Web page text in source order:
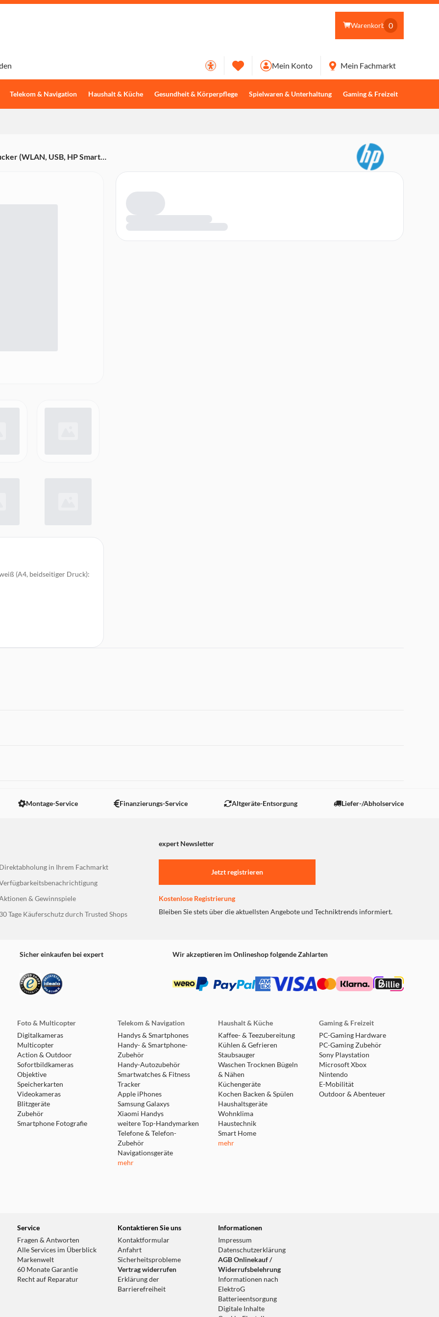
Warenkorb 0
Telekom & Navigation Haushalt & Küche Gesundheit & Körperpflege Spielwaren & Unterhaltung Gaming & Freizeit
Mein Konto Mein Fachmarkt
(WLAN, USB, HP Smart
(A4, beidseitiger Druck):
Ethernet 10/100 Base-TX,
Montage-Service Finanzierungs-Service Altgeräte-Entsorgung Liefer-/Abholservice
expert Newsletter
Direktabholung in Ihrem Fachmarkt
& Gewinnspiele
30 Tage Käuferschutz durch Trusted Shops
Jetzt registrieren
Kostenlose Registrierung
Bleiben Sie stets über die aktuellsten Angebote und Techniktrends informiert.
Sicher einkaufen bei expert Wir akzeptieren im Onlineshop folgende Zahlarten
Foto & Multicopter
Digitalkameras
Multicopter
Action & Outdoor
Sofortbildkameras
Objektive
Speicherkarten
Videokameras
Blitzgeräte
Zubehör
Smartphone Fotografie
Telekom & Navigation
Handys & Smartphones
Handy- & Smartphone-
Zubehör
Handy-Autozubehör
Smartwatches & Fitness
Tracker
Apple iPhones
Samsung Galaxys
Xiaomi Handys
weitere Top-Handymarken
Telefone & Telefon-
Zubehör
Navigationsgeräte
mehr
Haushalt & Küche
Kaffee- & Teezubereitung
Kühlen & Gefrieren
Staubsauger
Waschen Trocknen Bügeln
& Nähen
Küchengeräte
Kochen Backen & Spülen
Haushaltsgeräte
Wohnklima
Haustechnik
Smart Home
mehr
Gaming & Freizeit
PC-Gaming Hardware
PC-Gaming Zubehör
Sony Playstation
Microsoft Xbox
Nintendo
E-Mobilität
Outdoor & Abenteuer
Service
Fragen & Antworten
Alle Services im Überblick
Markenwelt
60 Monate Garantie
Recht auf Reparatur
Kontaktieren Sie uns
Kontaktformular
Anfahrt
Sicherheitsprobleme
Vertrag widerrufen
Erklärung der
Barrierefreiheit
Informationen
Impressum
Datenschutzerklärung
AGB Onlinekauf /
Widerrufsbelehrung
Informationen nach
ElektroG
Batterieentsorgung
Digitale Inhalte